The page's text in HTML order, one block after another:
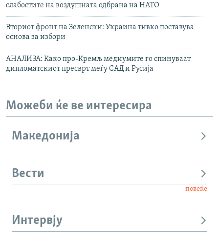
слабостите на воздушната одбрана на НАТО
Вториот фронт на Зеленски: Украина тивко поставува
основа за избори
АНАЛИЗА: Како про-Кремљ медиумите го спинуваат
дипломатскиот пресврт меѓу САД и Русија
Можеби ќе ве интересира
Македонија
Вести
повеќе
Интервју